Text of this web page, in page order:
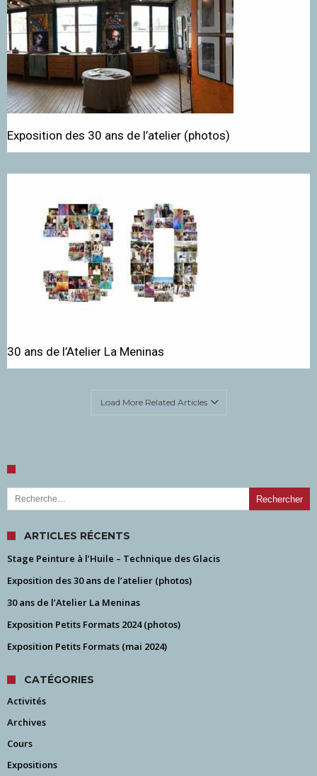
Exposition des 30 ans de l’atelier (photos)
30 ans de l’Atelier La Meninas
Load More Related Articles
Rechercher :
ARTICLES RÉCENTS
Stage Peinture à l’Huile – Technique des Glacis
Exposition des 30 ans de l’atelier (photos)
30 ans de l’Atelier La Meninas
Exposition Petits Formats 2024 (photos)
Exposition Petits Formats (mai 2024)
CATÉGORIES
Activités
Archives
Cours
Expositions